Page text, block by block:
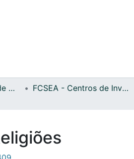
FCSEA - Faculdade de Ciências Sociais, Educação e Administração
FCSEA - Centros de Investigação